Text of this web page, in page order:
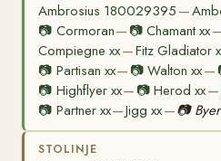
Ambrosius 180029395 —
📷 Cormoran— 📷Chamant xx
Compiegne xx—Fitz Gladiator
📷 Partisan xx— 📷Walton xx—
📷 Highflyer xx— 📷Herod xx—
📷 Partner xx—Jigg xx—📷
STOLINJE